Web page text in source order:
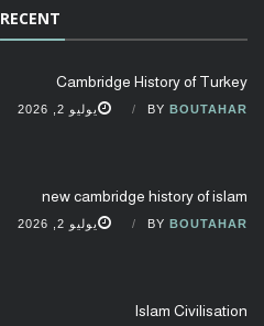
RECENT
Cambridge History of Turkey
BY BOUTAHAR يوليو 2, 2026
new cambridge history of islam
BY BOUTAHAR يوليو 2, 2026
Islam Civilisation